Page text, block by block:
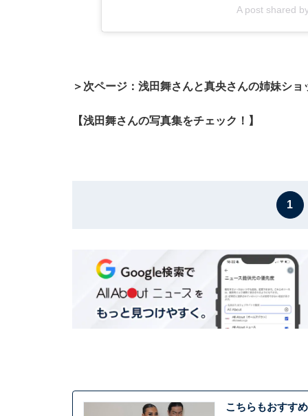
A post shared
＞次ページ：浅田舞さんと真央さんの姉妹ショ
【浅田舞さんの写真集をチェック！】
1
こちらもおすすめ